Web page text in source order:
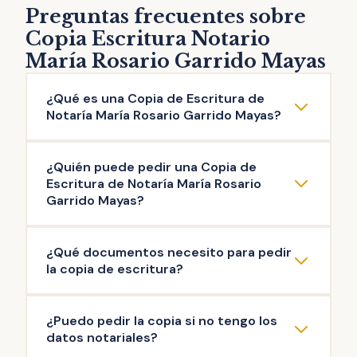
Preguntas frecuentes sobre
Copia Escritura Notario
María Rosario Garrido Mayas
¿Qué es una Copia de Escritura de
Notaría María Rosario Garrido Mayas?
Rosario Garrido Mayas es una reproducción
literal del contenido de una escritura original
público firmado en esta Notaría: escritura de
compraventa, de hipoteca, testamento,
herencia, poder de representación,
escrituras de operaciones societarias, entre
otras.
¿Quién puede pedir una Copia de
Escritura de Notaría María Rosario
Garrido Mayas?
Notaría María Rosario Garrido Mayas las
personas que intervinieron en la misma, así
como aquellas que acrediten un interés
legítimo (ej: herederos del propietario). Es el
Notario quien decide si existe interés legítimo
¿Qué documentos necesito para pedir
la copia de escritura?
trámite de copia de escritura de Notaría
María Rosario Garrido Mayas es: copia de tu
¿Puedo pedir la copia si no tengo los
datos notariales?